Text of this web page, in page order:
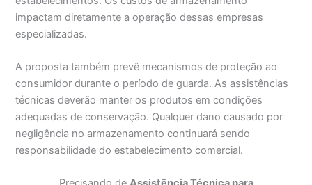
impactam diretamente a operação dessas empresas
especializadas.
A proposta também prevê mecanismos de proteção ao
consumidor durante o período de guarda. As assistências
técnicas deverão manter os produtos em condições
adequadas de conservação. Qualquer dano causado por
negligência no armazenamento continuará sendo
responsabilidade do estabelecimento comercial.